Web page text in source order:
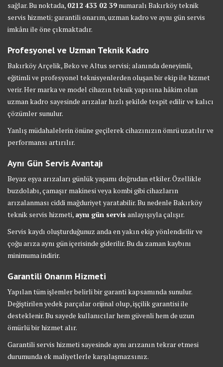
sağlar. Bu noktada, 0212 433 02 39 numaralı Bakırköy teknik
servis hizmeti; garantili onarım, uzman kadro ve aynı gün servis
imkânı ile öne çıkmaktadır.
Profesyonel ve Uzman Teknik Kadro
Bakırköy Arçelik, Beko ve Altus servisi; alanında deneyimli,
eğitimli ve profesyonel teknisyenlerden oluşan bir ekip ile hizmet
verir. Her marka ve model cihazın teknik yapısına hâkim olan
uzman kadro sayesinde arızalar hızlı şekilde tespit edilir ve kalıcı
çözümler sunulur.
Yanlış müdahalelerin önüne geçilerek cihazınızın ömrü uzatılır ve
performansı artırılır.
Aynı Gün Servis Avantajı
Beyaz eşya arızaları günlük yaşamı doğrudan etkiler. Özellikle
buzdolabı, çamaşır makinesi veya kombi gibi cihazların
arızalanması ciddi mağduriyet yaratabilir. Bu nedenle Bakırköy
teknik servis hizmeti, aynı gün servis anlayışıyla çalışır.
Servis kaydı oluşturduğunuz anda en yakın ekip yönlendirilir ve
çoğu arıza aynı gün içerisinde giderilir. Bu da zaman kaybını
minimuma indirir.
Garantili Onarım Hizmeti
Yapılan tüm işlemler belirli bir garanti kapsamında sunulur.
Değiştirilen yedek parçalar orijinal olup, işçilik garantisi ile
desteklenir. Bu sayede kullanıcılar hem güvenli hem de uzun
ömürlü bir hizmet alır.
Garantili servis hizmeti sayesinde aynı arızanın tekrar etmesi
durumunda ek maliyetlerle karşılaşmazsınız.